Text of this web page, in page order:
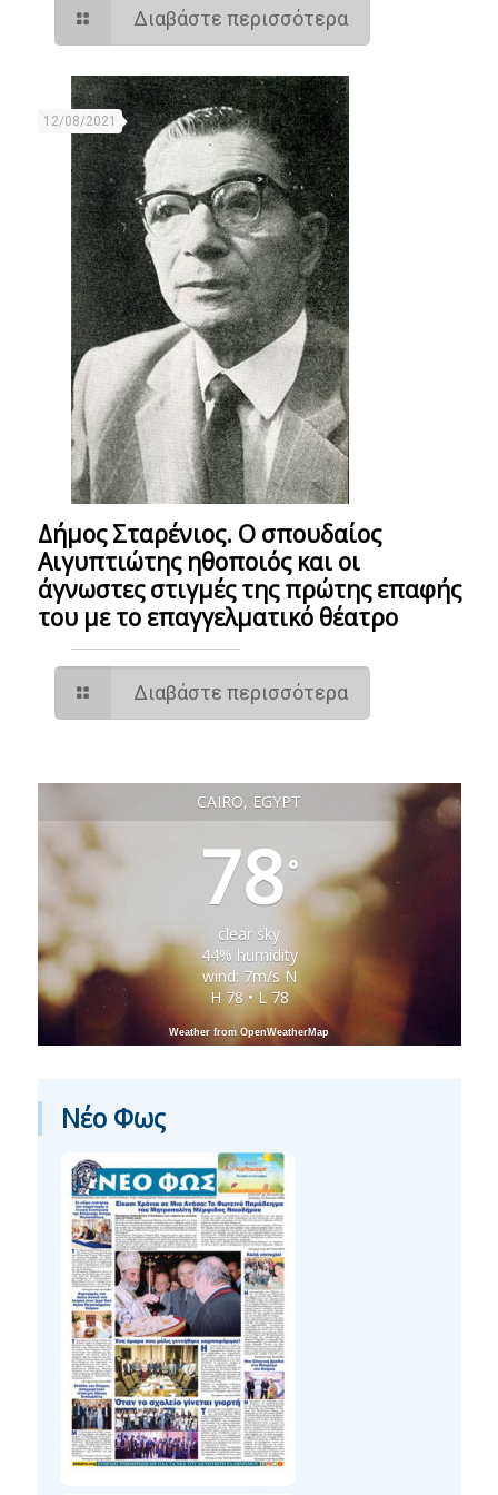
Διαβάστε περισσότερα
12/08/2021
Δήμος Σταρένιος. Ο σπουδαίος
Αιγυπτιώτης ηθοποιός και οι
άγνωστες στιγμές της πρώτης επαφής
του με το επαγγελματικό θέατρο
Διαβάστε περισσότερα
CAIRO, EGYPT
78°
clear sky
44% humidity
wind: 7m/s N
H 78 • L 78
Weather from OpenWeatherMap
Νέο Φως